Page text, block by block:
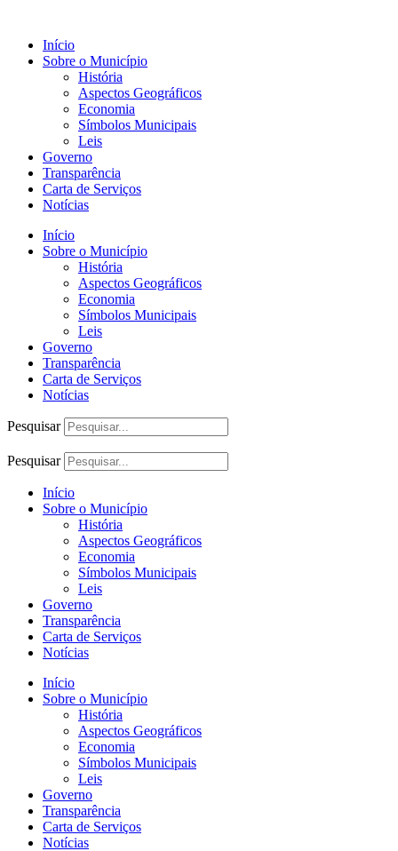
Início
Sobre o Município
História
Aspectos Geográficos
Economia
Símbolos Municipais
Leis
Governo
Transparência
Carta de Serviços
Notícias
Início
Sobre o Município
História
Aspectos Geográficos
Economia
Símbolos Municipais
Leis
Governo
Transparência
Carta de Serviços
Notícias
Pesquisar
Pesquisar
Início
Sobre o Município
História
Aspectos Geográficos
Economia
Símbolos Municipais
Leis
Governo
Transparência
Carta de Serviços
Notícias
Início
Sobre o Município
História
Aspectos Geográficos
Economia
Símbolos Municipais
Leis
Governo
Transparência
Carta de Serviços
Notícias